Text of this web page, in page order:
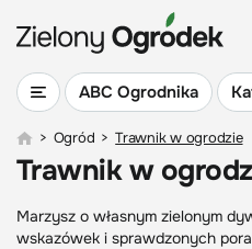
ABC Ogrodnika
> Ogród > Trawnik w ogrodzie
Trawnik w
Marzysz o własnym zielonym
wskazówek i sprawdzonych